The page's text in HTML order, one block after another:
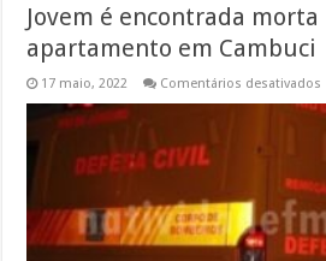
Jovem é encontrada
apartamento em Cambuci
17 maio, 2022 Comentários desativados